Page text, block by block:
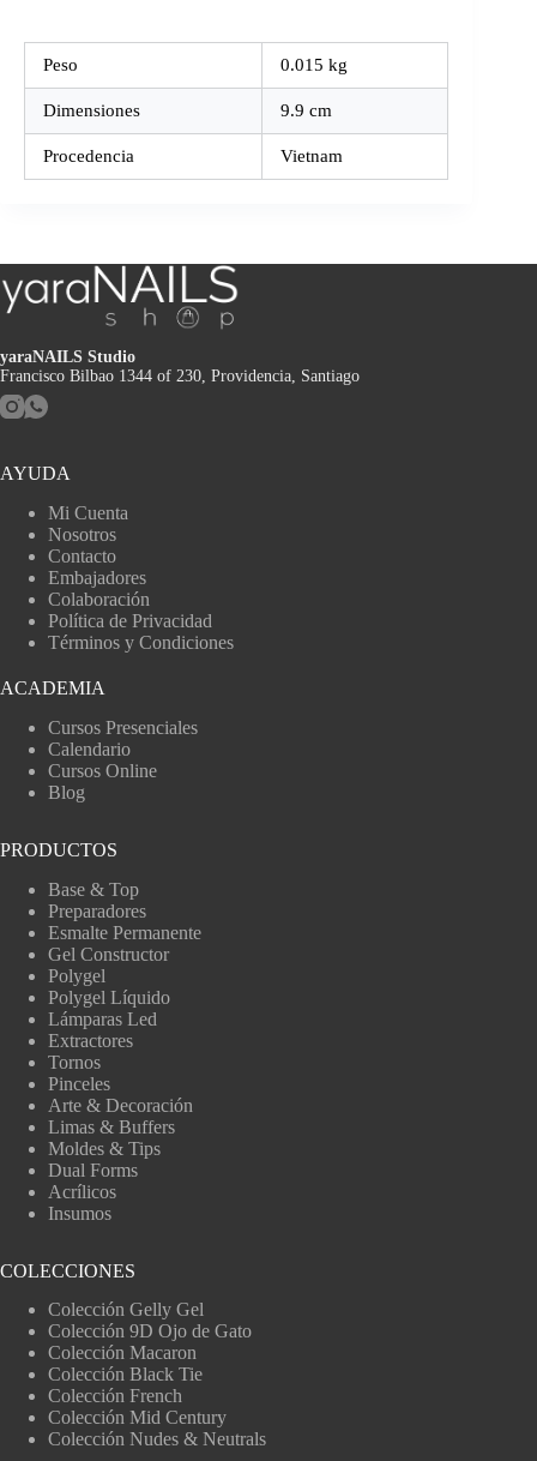
Peso 0.015 kg
Dimensiones 9.9 cm
Procedencia Vietnam
yaraNAILS Studio
Francisco Bilbao 1344 of 230, Providencia, Santiago
AYUDA
Mi Cuenta
Nosotros
Contacto
Embajadores
Colaboración
Política de Privacidad
Términos y Condiciones
ACADEMIA
Cursos Presenciales
Calendario
Cursos Online
Blog
PRODUCTOS
Base & Top
Preparadores
Esmalte Permanente
Gel Constructor
Polygel
Polygel Líquido
Lámparas Led
Extractores
Tornos
Pinceles
Arte & Decoración
Limas & Buffers
Moldes & Tips
Dual Forms
Acrílicos
Insumos
COLECCIONES
Colección Gelly Gel
Colección 9D Ojo de Gato
Colección Macaron
Colección Black Tie
Colección French
Colección Mid Century
Colección Nudes & Neutrals